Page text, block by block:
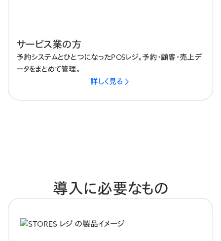
サービス業の方
予約システムとひとつになったPOSレジ。予約・顧客・売上デ
ータをまとめて管理。
詳しく見る
導入に必要なもの